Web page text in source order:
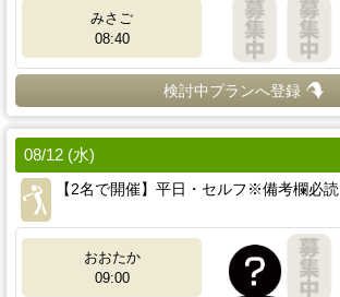
みさご
08:40
検討中プランへ登録
08/12 (水)
【2名で開催】平日・セルフ※備考欄必読
おおたか
09:00